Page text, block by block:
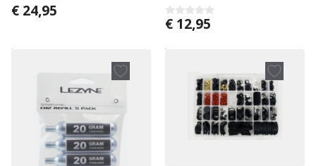
0
v
5
€ 24,95
0
n
€ 12,95